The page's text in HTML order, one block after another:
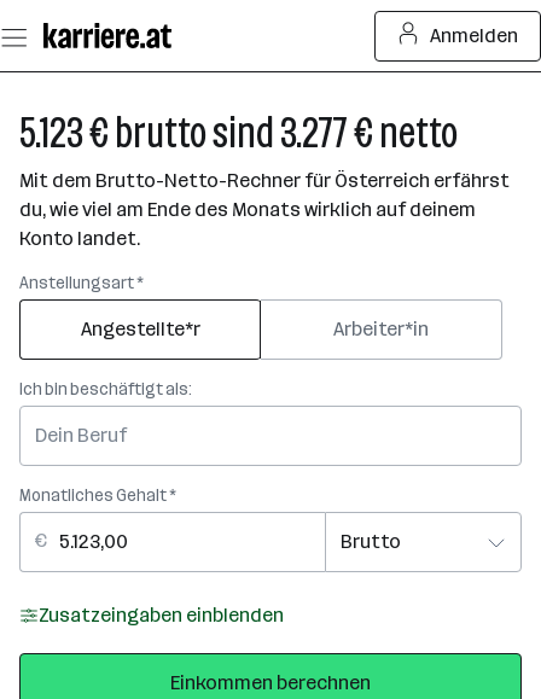
Seiteninhalt
springen
Anmelden
5.123 € brutto sind 3.277 € netto
Mit dem Brutto-Netto-Rechner für Österreich erfährst
du, wie viel am Ende des Monats wirklich auf deinem
Konto landet.
Anstellungsart *
Angestellte*r Arbeiter*in
Ich bin beschäftigt als:
Monatliches Gehalt *
Zusatzeingaben einblenden
Einkommen berechnen